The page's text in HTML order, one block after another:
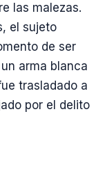
las malezas.
el sujeto
de ser
arma blanca
trasladado a
por el delito